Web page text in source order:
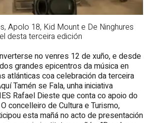
Apolo 18, Kid Mount e De Ninghures
desta terceira edición
no venres 12 de xuño, e desde
grandes epicentros da música en
atlánticas coa celebración da terceira
Tamén se Fala, unha iniciativa
Rafael Dieste que conta co apoio do
concelleiro de Cultura e Turismo,
esta mañá no acto de presentación